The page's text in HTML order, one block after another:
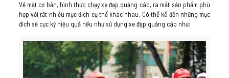
Về mặt cơ bản, hình thức chạy xe đạp quảng cáo, ra mắt sản phẩm phù
hợp với rất nhiều mục đích cụ thể khác nhau. Có thể kể đến những mục
đích sẽ cực kỳ hiệu quả nếu như sử dụng xe đạp quảng cáo như: